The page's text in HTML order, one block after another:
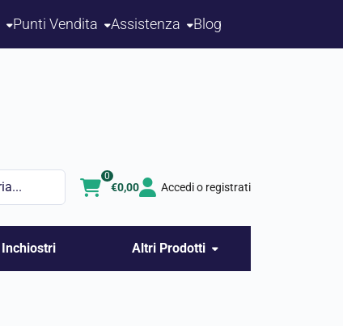
Punti Vendita Assistenza Blog
€0,00
0
Accedi o registrati
Inchiostri Altri Prodotti